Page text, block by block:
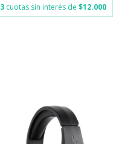
3 cuotas sin interés de $12.000